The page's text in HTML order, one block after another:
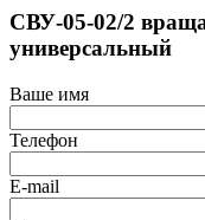
СВУ-05-02/2
универсальный
Ваше имя
Телефон
E-mail